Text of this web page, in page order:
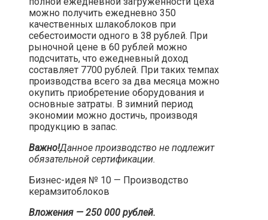
можно получить ежедневно 350
качественных шлакоблоков при
себестоимости одного в 38 рублей. При
рыночной цене в 60 рублей можно
подсчитать, что ежедневный доход
составляет 7700 рублей. При таких темпах
производства всего за два месяца можно
окупить приобретение оборудования и
основные затраты. В зимний период
экономии можно достичь, производя
продукцию в запас.​
Важно!Данное производство не подлежит
обязательной сертификации.
Бизнес-идея № 10 — Производство
керамзитоблоков​
Вложения — 250 000 рублей.